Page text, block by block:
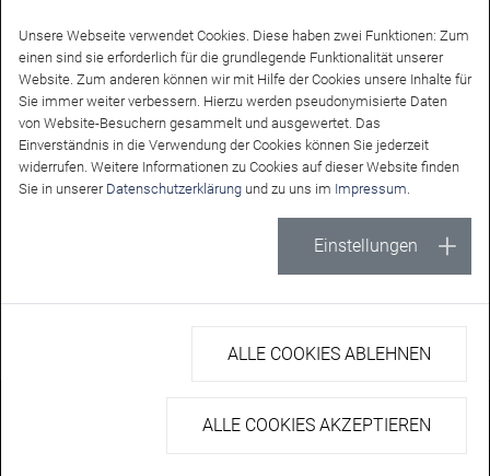
Friedrichshafen
Unsere Webseite verwendet Cookies. Diese haben zwei Funktionen: Zum
einen sind sie erforderlich für die grundlegende Funktionalität unserer
Website. Zum anderen können wir mit Hilfe der Cookies unsere Inhalte für
Sie immer weiter verbessern. Hierzu werden pseudonymisierte Daten
von Website-Besuchern gesammelt und ausgewertet. Das
Einverständnis in die Verwendung der Cookies können Sie jederzeit
widerrufen. Weitere Informationen zu Cookies auf dieser Website finden
Sie in unserer Datenschutzerklärung und zu uns im Impressum.
Einstellungen
ALLE COOKIES ABLEHNEN
ALLE COOKIES AKZEPTIEREN